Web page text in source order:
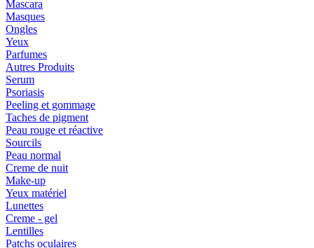
Mascara
Masques
Ongles
Yeux
Parfumes
Autres Produits
Serum
Psoriasis
Peeling et gommage
Taches de pigment
Peau rouge et réactive
Sourcils
Peau normal
Creme de nuit
Make-up
Yeux matériel
Lunettes
Creme - gel
Lentilles
Patchs oculaires